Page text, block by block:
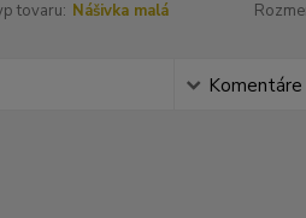
tovaru: Nášivka malá
Komentáre